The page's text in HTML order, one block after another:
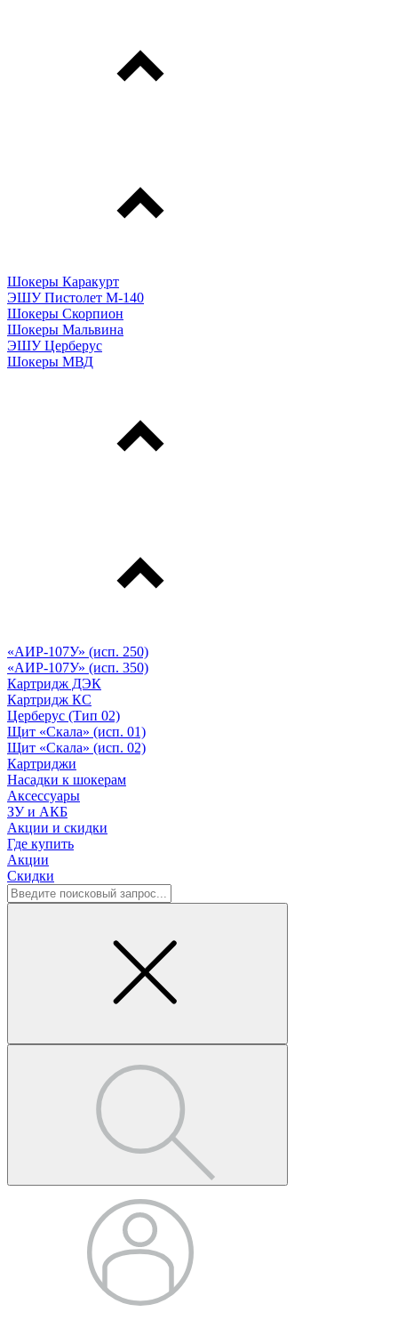
Шокеры Каракурт
ЭШУ Пистолет М-140
Шокеры Скорпион
Шокеры Мальвина
ЭШУ Церберус
Шокеры МВД
«АИР-107У» (исп. 250)
«АИР-107У» (исп. 350)
Картридж ДЭК
Картридж КС
Церберус (Тип 02)
Щит «Скала» (исп. 01)
Щит «Скала» (исп. 02)
Картриджи
Насадки к шокерам
Аксессуары
ЗУ и АКБ
Акции и скидки
Где купить
Акции
Скидки